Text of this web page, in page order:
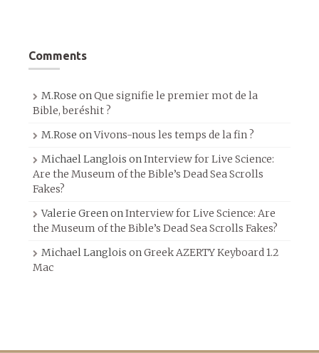
Comments
M.Rose onQue signifie le premier mot de la
Bible, beréshit ?
M.Rose onVivons-nous les temps de la fin ?
Michael Langlois onInterview for Live Science:
Are the Museum of the Bible’s Dead Sea Scrolls
Fakes?
Valerie GreenonInterview for Live Science: Are
the Museum of the Bible’s Dead Sea Scrolls Fakes?
Michael Langlois onGreek AZERTY Keyboard 1.2
Mac